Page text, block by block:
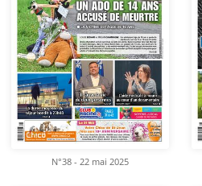
N°38 - 22 mai 2025